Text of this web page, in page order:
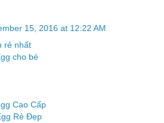
15, 2016 at 12:22 AM
rẻ nhất
cho bé
Cao Cấp
Rẻ Đẹp